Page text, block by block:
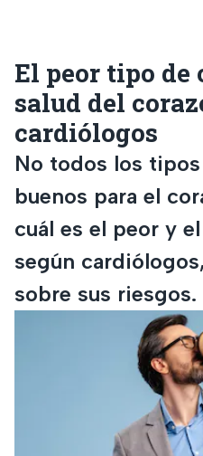
El peor tipo de
salud del
cardiólogos
No todos los
buenos para el
cuál es el peor y
según
sobre sus riesgos.